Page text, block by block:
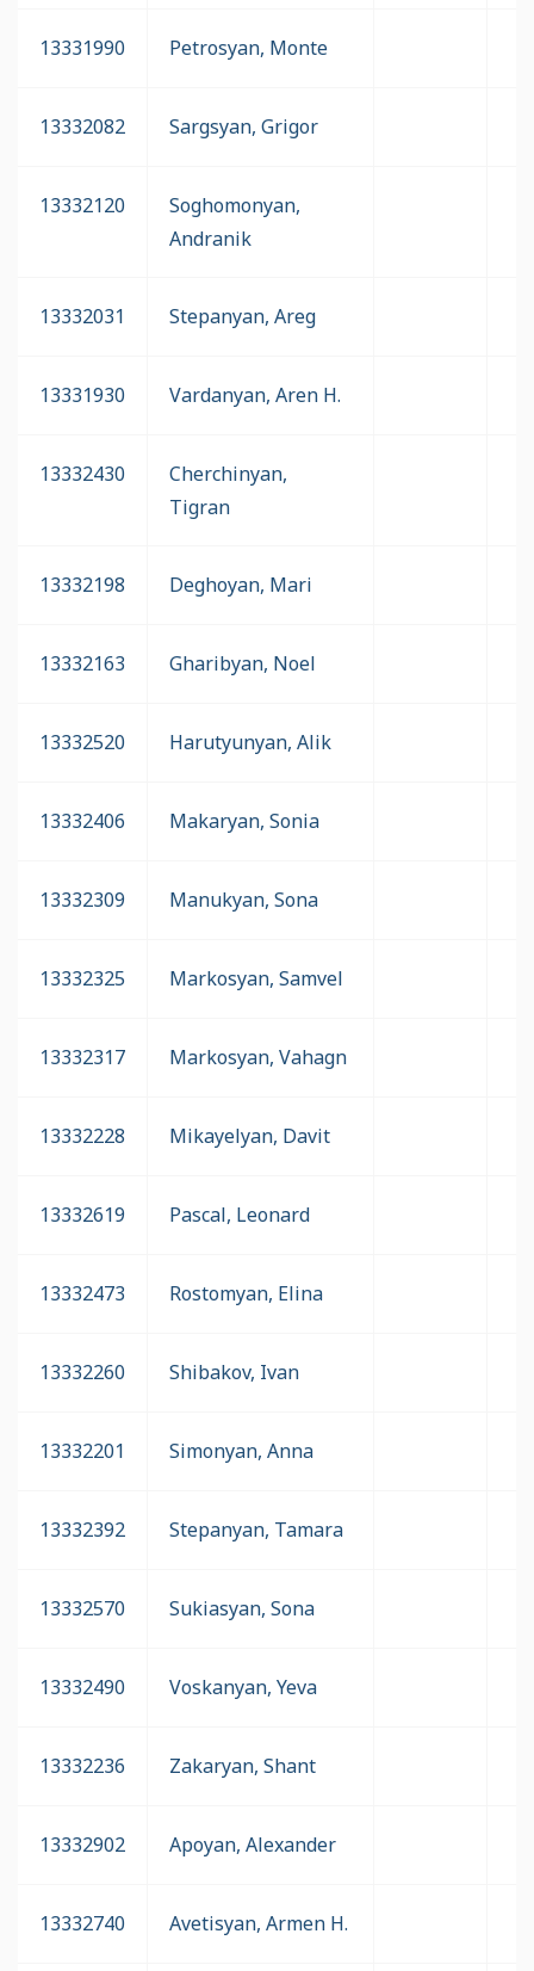
13331990 Petrosyan, Monte
13332082 Sargsyan, Grigor
13332120
Soghomonyan,
Andranik
13332031 Stepanyan, Areg
13331930 Vardanyan, Aren H.
13332430
Cherchinyan,
Tigran
13332198 Deghoyan, Mari
13332163 Gharibyan, Noel
13332520 Harutyunyan, Alik
13332406 Makaryan, Sonia
13332309 Manukyan, Sona
13332325 Markosyan, Samvel
13332317 Markosyan, Vahagn
13332228 Mikayelyan, Davit
13332619 Pascal, Leonard
13332473 Rostomyan, Elina
13332260 Shibakov, Ivan
13332201 Simonyan, Anna
13332392 Stepanyan, Tamara
13332570 Sukiasyan, Sona
13332490 Voskanyan, Yeva
13332236 Zakaryan, Shant
13332902 Apoyan, Alexander
13332740 Avetisyan, Armen H.